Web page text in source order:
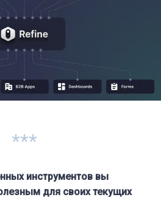
***
инструментов вы
для своих текущих